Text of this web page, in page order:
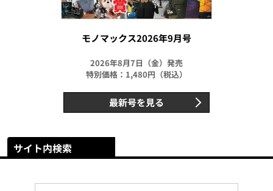
モノマックス2026年9月号
2026年8月7日（金）発売
特別価格：1,480円（税込）
最新号を見る
サイト内検索